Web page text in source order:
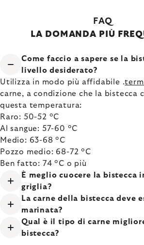
FAQ
LA DOMANDA PIÙ
Come faccio a sapere se la
livello desiderato?
Utilizza in modo più affidabile .
carne, a condizione che la bistecca
questa temperatura:
Raro: 50-52 °C
Al sangue: 57-60 °C
Medio: 63-68 °C
Pozzo medio: 68-72 °C
Ben fatto: 74 °C o più
È meglio cuocere la bistecca
griglia?
La carne della bistecca deve
marinata?
Qual è il tipo di carne
bistecca?